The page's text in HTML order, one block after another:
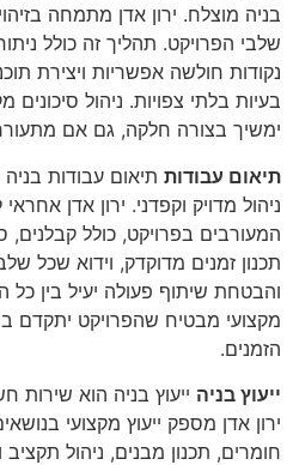
בניה מוצלח. ירון אדן מתמחה
שלבי הפרויקט. תהליך זה כולל
נקודות חולשה אפשריות ויצירת
בעיות בלתי צפויות. ניהול
ימשיך בצורה חלקה, גם אם
תיאום עבודות תיאום עבודות
ניהול מדויק וקפדני. ירון אדן
המעורבים בפרויקט, כולל קבלנים,
תכנון זמנים מדוקדק, וידוא שכל
והבטחת שיתוף פעולה יעיל בין כל
מקצועי מבטיח שהפרויקט יתקדם
הזמנים.
ייעוץ בניה ייעוץ בניה הוא שירות
ירון אדן מספק ייעוץ מקצועי
חומרים, תכנון מבנים, ניהול